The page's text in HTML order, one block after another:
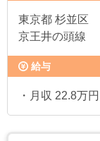
東京都 杉並区
京王井の頭線
給与
・月収 22.8万